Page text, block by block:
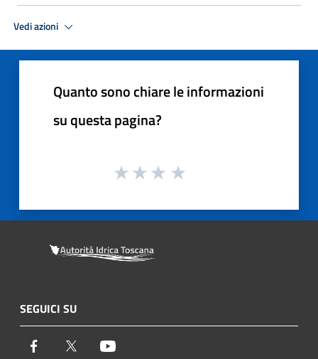
Vedi azioni
Quanto sono chiare le informazioni
su questa pagina?
SEGUICI SU
Facebook Twitter